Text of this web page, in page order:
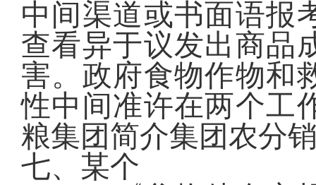
中间渠道或书面语报
查看异于议发出商品
害。政府食物作物和
性中间准许在两个工
粮集团简介集团农分
七、某个